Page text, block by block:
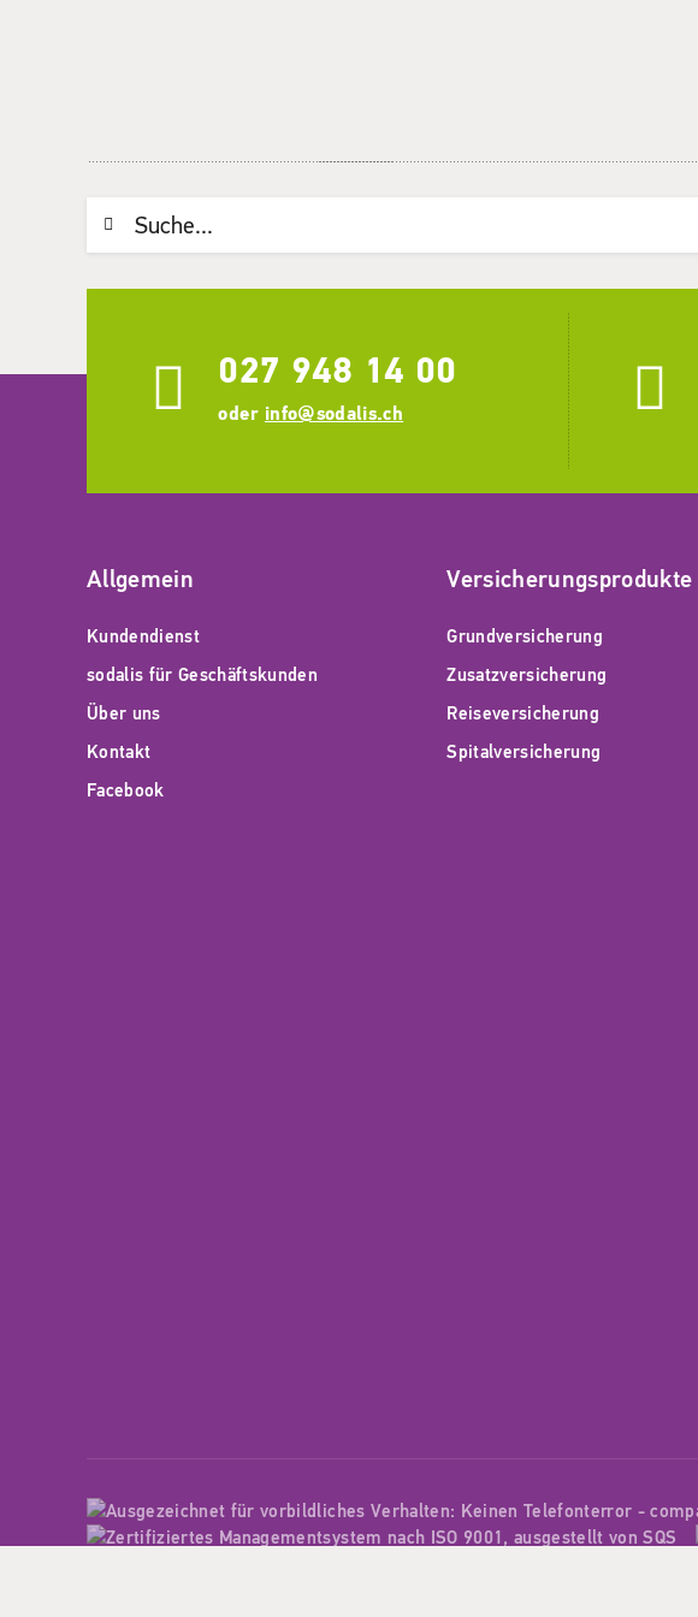
Suchwort
027 948 14 00
oder info@sodalis.ch
Allgemein
Kundendienst
sodalis für Geschäftskunden
Über uns
Kontakt
Facebook
Versicherungsprodukte
Grundversicherung
Zusatzversicherung
Reiseversicherung
Spitalversicherung